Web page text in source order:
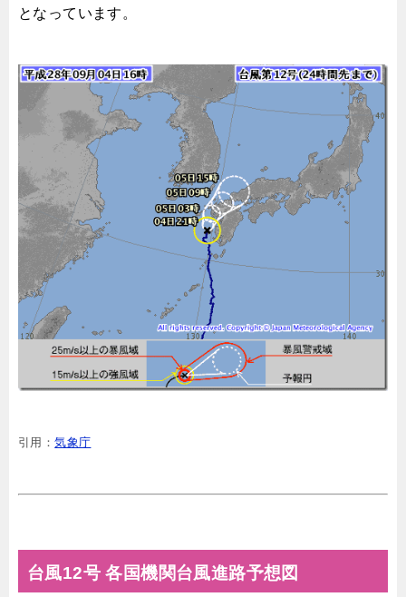
となっています。
引用：気象庁
台風12号 各国機関台風進路予想図